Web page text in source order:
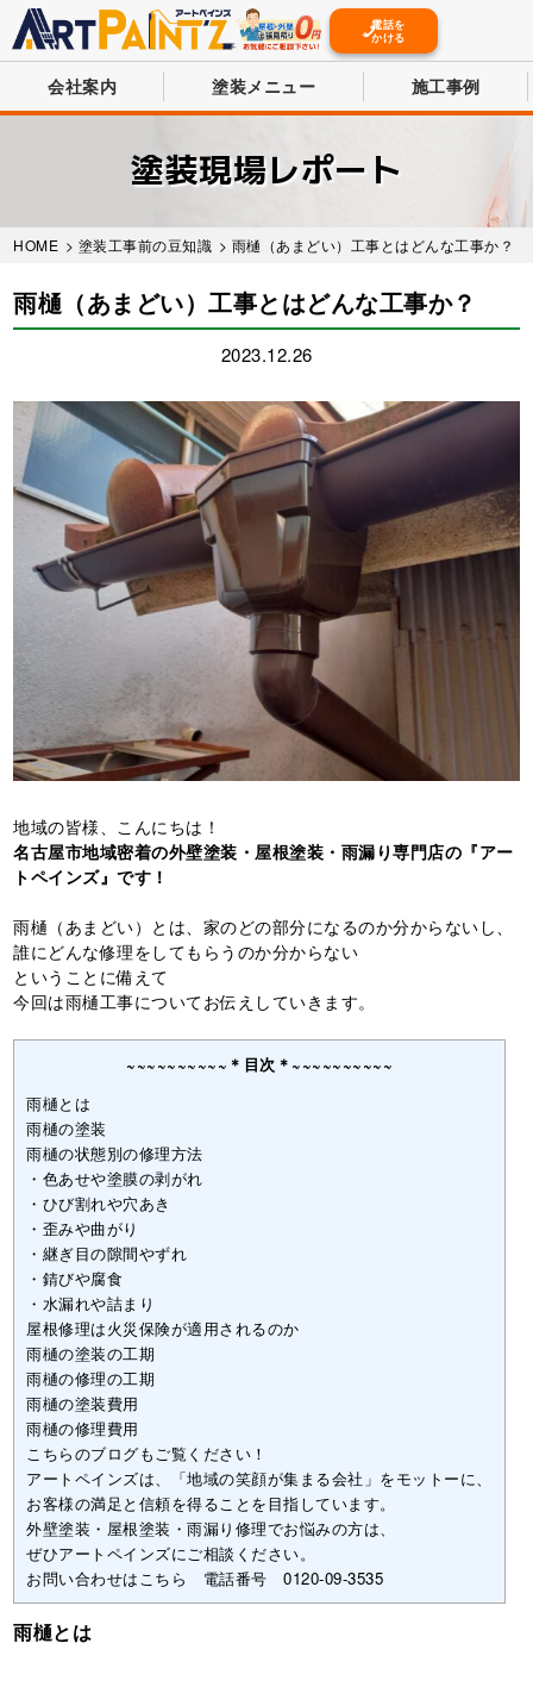
電話を
かける
会社案内 塗装メニュー 施工事例
塗装現場レポート
HOME > 塗装工事前の豆知識 > 雨樋（あまどい）工事とはどんな工事か？
雨樋（あまどい）工事とはどんな工事か？
2023.12.26
地域の皆様、こんにちは！
名古屋市地域密着の外壁塗装・屋根塗装・雨漏り専門店の『アー
トペインズ』です！
雨樋（あまどい）とは、家のどの部分になるのか分からないし、
誰にどんな修理をしてもらうのか分からない
ということに備えて
今回は雨樋工事についてお伝えしていきます。
~~~~~~~~~~＊目次＊~~~~~~~~~~
雨樋とは
雨樋の塗装
雨樋の状態別の修理方法
・色あせや塗膜の剥がれ
・ひび割れや穴あき
・歪みや曲がり
・継ぎ目の隙間やずれ
・錆びや腐食
・水漏れや詰まり
屋根修理は火災保険が適用されるのか
雨樋の塗装の工期
雨樋の修理の工期
雨樋の塗装費用
雨樋の修理費用
こちらのブログもご覧ください！
アートペインズは、「地域の笑顔が集まる会社」をモットーに、
お客様の満足と信頼を得ることを目指しています。
外壁塗装・屋根塗装・雨漏り修理でお悩みの方は、
ぜひアートペインズにご相談ください。
お問い合わせはこちら 電話番号 0120-09-3535
雨樋とは